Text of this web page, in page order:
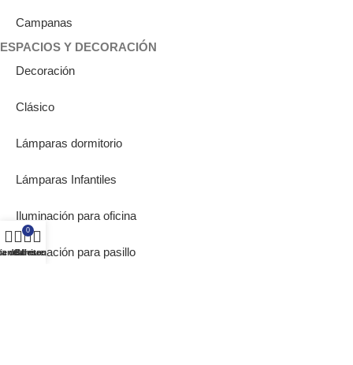
Campanas
ESPACIOS Y DECORACIÓN
Decoración
Clásico
Lámparas dormitorio
Lámparas Infantiles
Iluminación para oficina
Iluminación para pasillo
de deseos
0
Carrito
Mi cuenta